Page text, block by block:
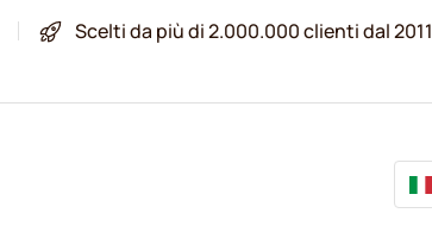
Scelti da più di 2.000.000 clienti dal 2011